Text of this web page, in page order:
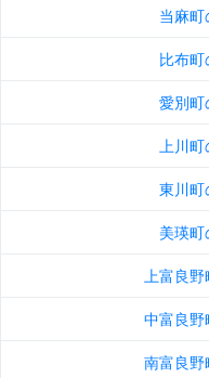
当麻町
比布町
愛別町
上川
東川町
美瑛町
上富良
中富良野
南富良野